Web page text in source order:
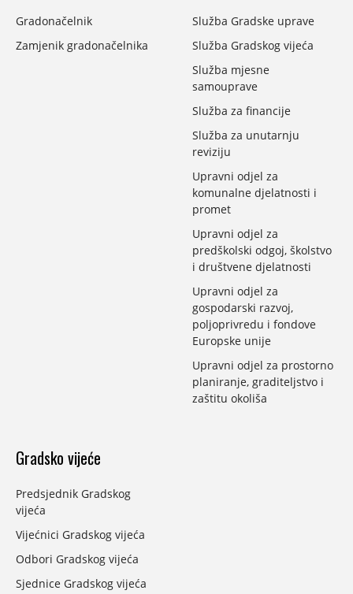
Gradonačelnik
Zamjenik gradonačelnika
Služba Gradske uprave
Služba Gradskog vijeća
Služba mjesne
samouprave
Služba za financije
Služba za unutarnju
reviziju
Upravni odjel za
komunalne djelatnosti i
promet
Upravni odjel za
predškolski odgoj, školstvo
i društvene djelatnosti
Upravni odjel za
gospodarski razvoj,
poljoprivredu i fondove
Europske unije
Upravni odjel za prostorno
planiranje, graditeljstvo i
zaštitu okoliša
Gradsko vijeće
Predsjednik Gradskog
vijeća
Vijećnici Gradskog vijeća
Odbori Gradskog vijeća
Sjednice Gradskog vijeća